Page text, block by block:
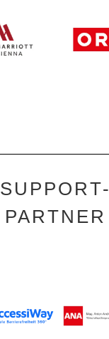
SUPPORT-
PARTNER